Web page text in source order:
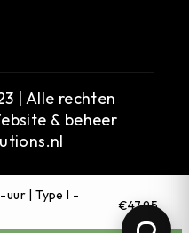
| Alle rechten
& beheer
| Type I -
€47,95